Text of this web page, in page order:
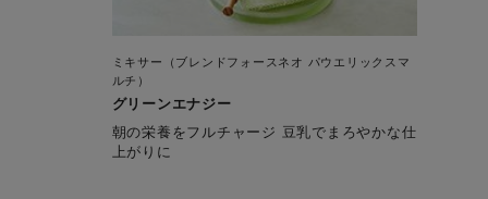
ミキサー（ブレンドフォースネオ パウエリックスマ
ルチ）
グリーンエナジー
朝の栄養をフルチャージ 豆乳でまろやかな仕
上がりに